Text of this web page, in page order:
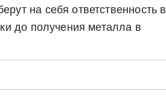
на себя ответственность в
до получения металла в